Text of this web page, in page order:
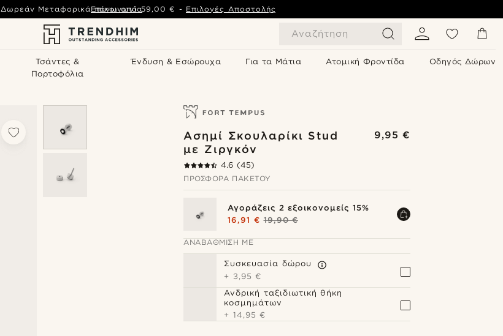
Αναζήτηση
Τσάντες &
Πορτοφόλια
Ένδυση & Εσώρουχα Για τα Μάτια Ατομική Φροντίδα Οδηγός Δώρων
Δωρεάν Μεταφορικά πάνω από59,00 € - Επιλογές Αποστολής
Επικοινωνία
Ασημί Σκουλαρίκι Stud
με Ζιργκόν
9,95 €
4.6 (45)
ΠΡΟΣΦΟΡΆ ΠΑΚΈΤΟΥ
Αγοράζεις 2 εξοικονομείς 15%
16,91 € 19,90 €
ΑΝΑΒΆΘΜΙΣΗ ΜΕ
Συσκευασία δώρου
+ 3,95 €
Ανδρική ταξιδιωτική θήκη
κοσμημάτων
+ 14,95 €